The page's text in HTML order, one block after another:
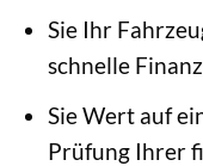
Sie Ihr
schnelle
Sie Wert auf
Prüfung Ihrer